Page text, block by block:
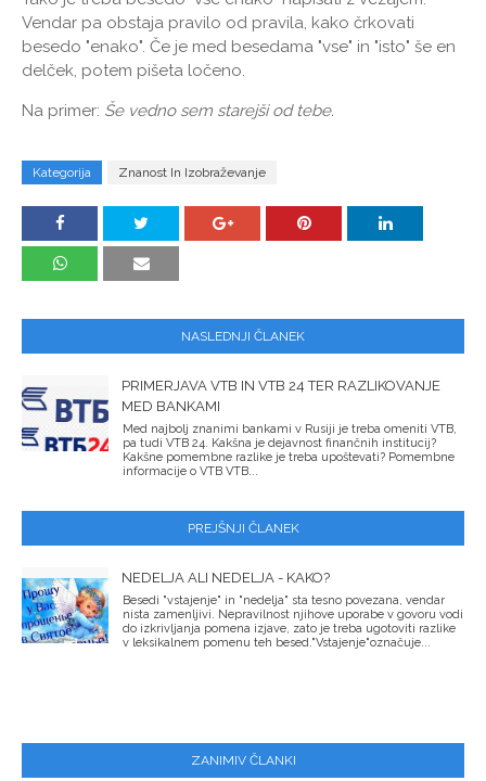
Vendar pa obstaja pravilo od pravila, kako črkovati
besedo "enako". Če je med besedama "vse" in "isto" še en
delček, potem pišeta ločeno.
Na primer: Še vedno sem starejši od tebe.
Kategorija Znanost In Izobraževanje
NASLEDNJI ČLANEK
PRIMERJAVA VTB IN VTB 24 TER RAZLIKOVANJE
MED BANKAMI
Med najbolj znanimi bankami v Rusiji je treba omeniti VTB,
pa tudi VTB 24. Kakšna je dejavnost finančnih institucij?
Kakšne pomembne razlike je treba upoštevati? Pomembne
informacije o VTB VTB...
PREJŠNJI ČLANEK
NEDELJA ALI NEDELJA - KAKO?
Besedi "vstajenje" in "nedelja" sta tesno povezana, vendar
nista zamenljivi. Nepravilnost njihove uporabe v govoru vodi
do izkrivljanja pomena izjave, zato je treba ugotoviti razlike
v leksikalnem pomenu teh besed."Vstajenje"označuje...
ZANIMIV ČLANKI